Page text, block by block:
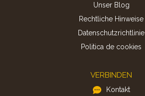
Unser Blog
Rechtliche Hinweise
Datenschutzrichtlinie
Politica de cookies
VERBINDEN
Kontakt